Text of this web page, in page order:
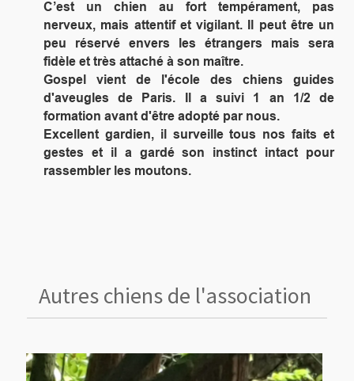
C’est un chien au fort tempérament, pas
nerveux, mais attentif et vigilant. Il peut être un
peu réservé envers les étrangers mais sera
fidèle et très attaché à son maître.
Gospel vient de l'école des chiens guides
d'aveugles de Paris. Il a suivi 1 an 1/2 de
formation avant d'être adopté par nous.
Excellent gardien, il surveille tous nos faits et
gestes et il a gardé son instinct intact pour
rassembler les moutons.
Autres chiens de l'association